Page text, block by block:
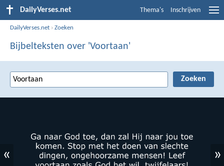
DailyVerses.net Thema's Inschrijven
DailyVerses.net ›Zoeken
Bijbelteksten over 'Voortaan'
« »